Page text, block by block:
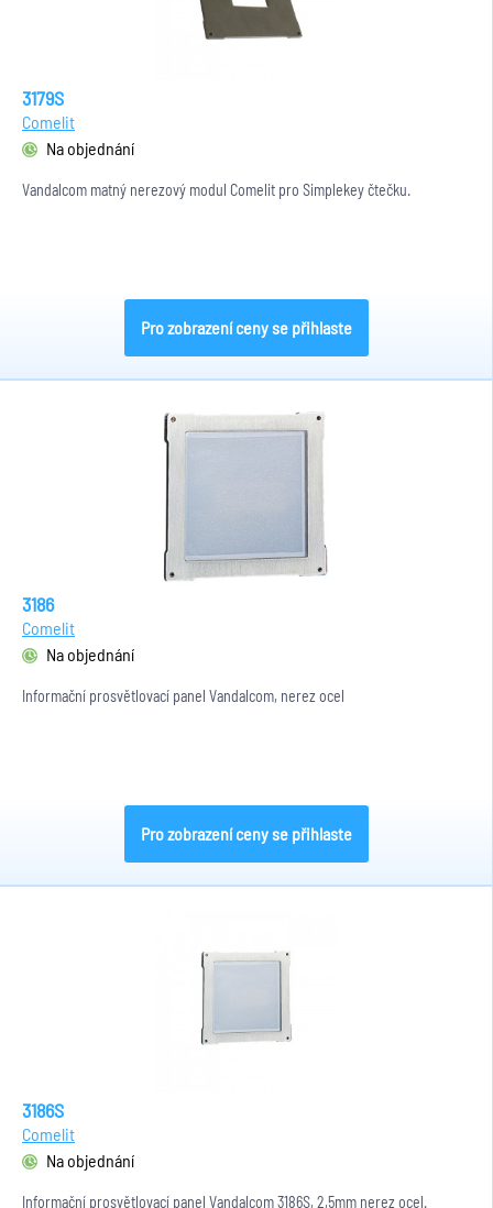
3179S
Comelit
Na objednání
Vandalcom matný nerezový modul Comelit pro Simplekey čtečku.
Pro zobrazení ceny se přihlaste
3186
Comelit
Na objednání
Informační prosvětlovací panel Vandalcom, nerez ocel
Pro zobrazení ceny se přihlaste
3186S
Comelit
Na objednání
Informační prosvětlovací panel Vandalcom 3186S, 2,5mm nerez ocel.